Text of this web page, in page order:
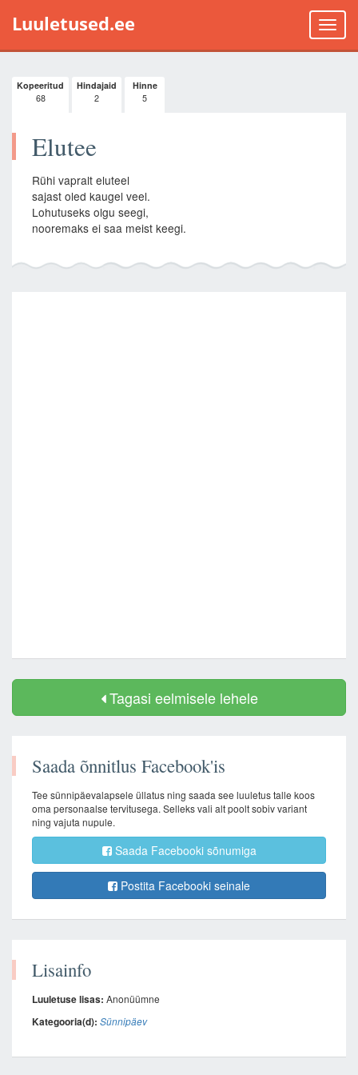
Luuletused.ee
Toggle
Kopeeritud
68
Hindajaid
2
Hinne
5
Elutee
Rühi vapralt eluteel
sajast oled kaugel veel.
Lohutuseks olgu seegi,
nooremaks ei saa meist keegi.
Tagasi eelmisele lehele
Saada õnnitlus Facebook'is
Tee sünnipäevalapsele üllatus ning saada see luuletus talle koos
oma personaalse tervitusega. Selleks vali alt poolt sobiv variant
ning vajuta nupule.
Saada Facebooki sõnumiga
Postita Facebooki seinale
Lisainfo
Luuletuse lisas: Anonüümne
Kategooria(d): Sünnipäev